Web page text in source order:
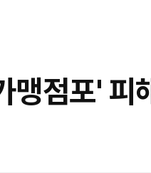
맹점포' 피